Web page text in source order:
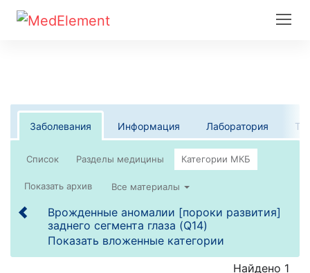
Заболевания Информация Лаборатория
Список
Все материалы
Врожденные аномалии [пороки развития]
заднего сегмента глаза (Q14)
Показать вложенные категории
Найдено 1